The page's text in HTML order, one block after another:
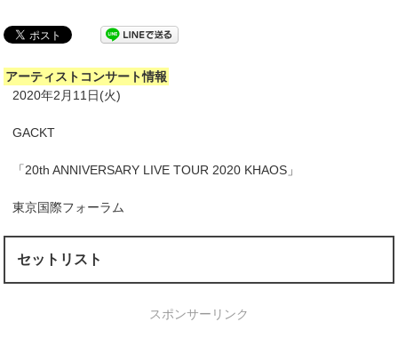
アーティストコンサート情報
2020年2月11日(火)
GACKT
「20th ANNIVERSARY LIVE TOUR 2020 KHAOS」
東京国際フォーラム
セットリスト
スポンサーリンク